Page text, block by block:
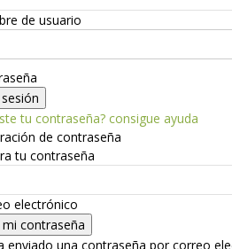
de usuario
tu contraseña? consigue ayuda
de contraseña
tu contraseña
electrónico
enviado una contraseña por correo